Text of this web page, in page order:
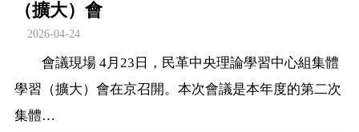
（擴大）會
2026-04-24
會議現場 4月23日，民革中央理論學習中心組集體
學習（擴大）會在京召開。本次會議是本年度的第二次
集體…